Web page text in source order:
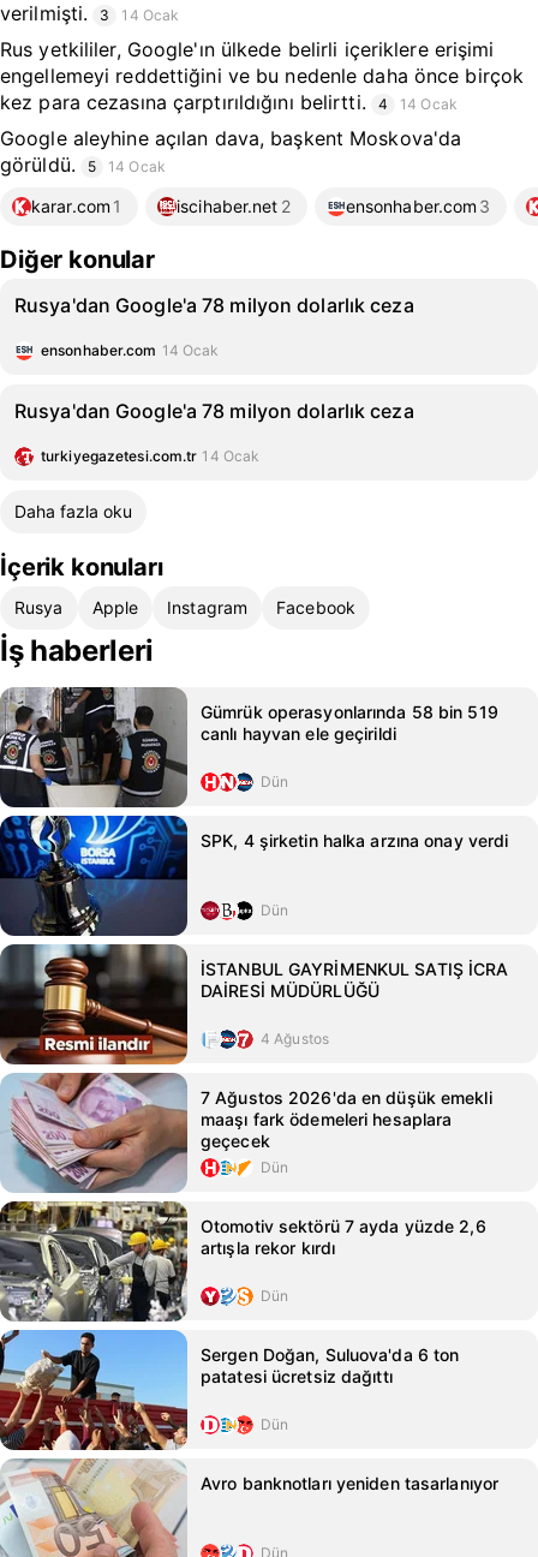
verilmişti.
3 14 Ocak
Rus yetkililer, Google'ın ülkede belirli içeriklere erişimi
engellemeyi reddettiğini ve bu nedenle daha önce birçok
kez para cezasına çarptırıldığını belirtti.
4 14 Ocak
Google aleyhine açılan dava, başkent Moskova'da
görüldü.
5 14 Ocak
karar.com 1 iscihaber.net 2 ensonhaber.com 3
Diğer konular
Rusya'dan Google'a 78 milyon dolarlık ceza
ensonhaber.com 14 Ocak
Rusya'dan Google'a 78 milyon dolarlık ceza
turkiyegazetesi.com.tr 14 Ocak
Daha fazla oku
İçerik konuları
Rusya Apple Instagram Facebook
İş haberleri
Gümrük operasyonlarında 58 bin 519
canlı hayvan ele geçirildi
Dün
SPK, 4 şirketin halka arzına onay verdi
Dün
İSTANBUL GAYRİMENKUL SATIŞ İCRA
DAİRESİ MÜDÜRLÜĞÜ
4 Ağustos
7 Ağustos 2026'da en düşük emekli
maaşı fark ödemeleri hesaplara
geçecek
Dün
Otomotiv sektörü 7 ayda yüzde 2,6
artışla rekor kırdı
Dün
Sergen Doğan, Suluova'da 6 ton
patatesi ücretsiz dağıttı
Dün
Avro banknotları yeniden tasarlanıyor
Dün